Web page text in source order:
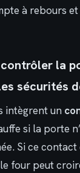
à rebours
la
sécurités
intègrent un
si la porte
Si ce
four peut